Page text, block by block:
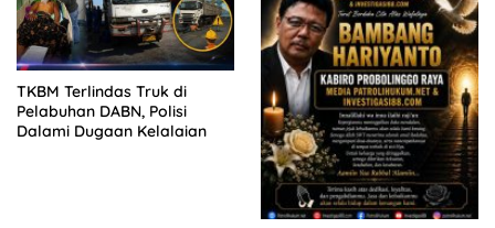
TKBM Terlindas Truk di
Pelabuhan DABN, Polisi
Dalami Dugaan Kelalaian